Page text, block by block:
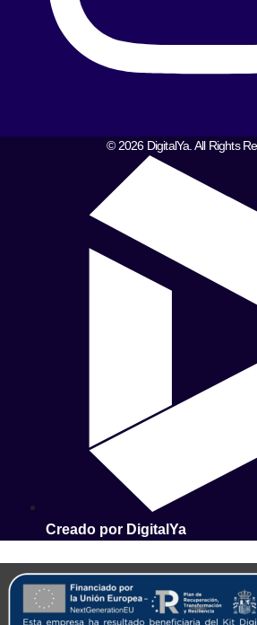
© 2026 DigitalYa. All Rights
Creado por DigitalYa